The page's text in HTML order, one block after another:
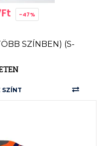
-47%
SZÍNBEN) (S-
SZÍNT